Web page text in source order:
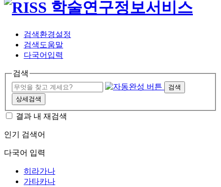
검색환경설정
검색도움말
다국어입력
검색
검색
상세검색
결과 내 재검색
인기 검색어
다국어 입력
히라가나
가타카나